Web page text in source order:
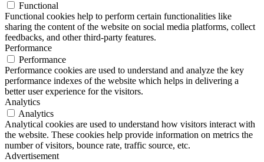
Functional
Functional cookies help to perform certain functionalities like
sharing the content of the website on social media platforms, collect
feedbacks, and other third-party features.
Performance
Performance
Performance cookies are used to understand and analyze the key
performance indexes of the website which helps in delivering a
better user experience for the visitors.
Analytics
Analytics
Analytical cookies are used to understand how visitors interact with
the website. These cookies help provide information on metrics the
number of visitors, bounce rate, traffic source, etc.
Advertisement